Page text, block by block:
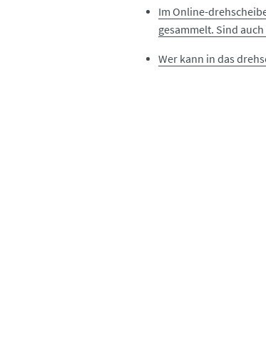
Im Online-
gesammelt. Sind
Wer kann in das